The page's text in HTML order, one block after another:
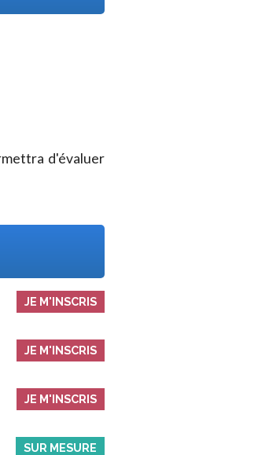
d'évaluer
JE M'INSCRIS
JE M'INSCRIS
JE M'INSCRIS
SUR MESURE